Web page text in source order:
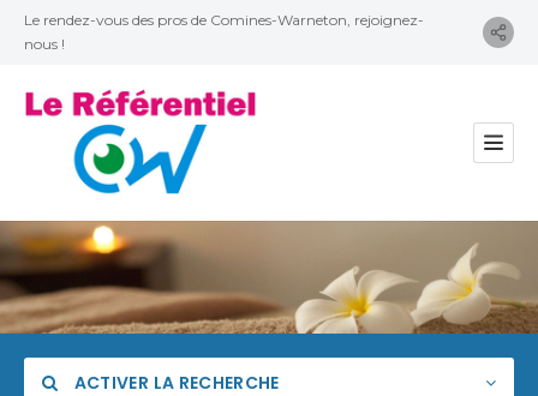
Le rendez-vous des pros de Comines-Warneton, rejoignez-
nous !
ACTIVER LA RECHERCHE